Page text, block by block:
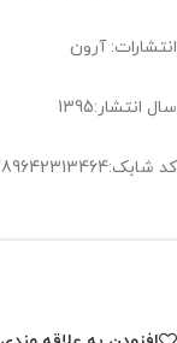
انتشارات: آرون
سال انتشار:1395
کد شابک:9789642313464